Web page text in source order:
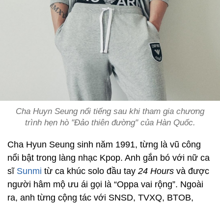
Cha Huyn Seung nổi tiếng sau khi tham gia chương
trình hẹn hò "Đảo thiên đường" của Hàn Quốc.
Cha Hyun Seung sinh năm 1991, từng là vũ công
nổi bật trong làng nhạc Kpop. Anh gắn bó với nữ ca
sĩ Sunmi từ ca khúc solo đầu tay 24 Hours và được
người hâm mộ ưu ái gọi là “Oppa vai rộng”. Ngoài
ra, anh từng cộng tác với SNSD, TVXQ, BTOB,